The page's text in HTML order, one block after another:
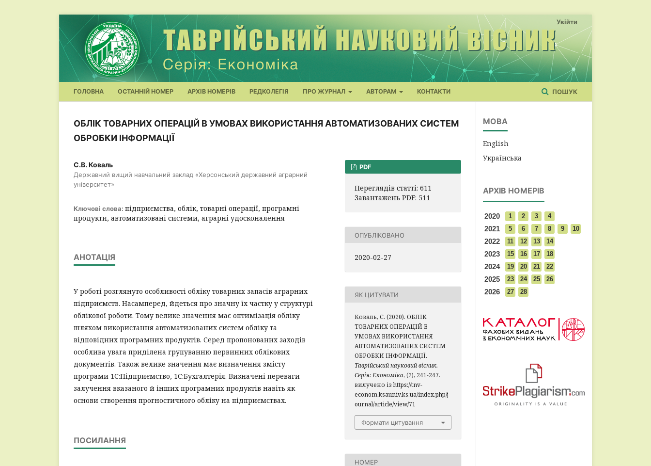
ГОЛОВНА ОСТАННІЙ НОМЕР АРХІВ НОМЕРІВ РЕДКОЛЕГІЯ ПРО ЖУРНАЛ АВТОРАМ КОНТАКТИ ПОШУК
Увійти
ОБЛІК ТОВАРНИХ ОПЕРАЦІЙ В УМОВАХ ВИКОРИСТАННЯ АВТОМАТИЗОВАНИХ СИСТЕМ
ОБРОБКИ ІНФОРМАЦІЇ
С.В. Коваль
Державний вищий навчальний заклад «Херсонський державний аграрний
університет»
Ключові слова: підприємства, облік, товарні операції, програмні
продукти, автоматизовані системи, аграрні удосконалення
АНОТАЦІЯ
У роботі розглянуто особливості обліку товарних запасів аграрних
підприємств. Насамперед, йдеться про значну їх частку у структурі
облікової роботи. Тому велике значення має оптимізація обліку
шляхом використання автоматизованих систем обліку та
відповідних програмних продуктів. Серед пропонованих заходів
особлива увага приділена групуванню первинних облікових
документів. Також велике значення має визначення змісту
програми 1С:Підприємство, 1С:Бухгалтерія. Визначені переваги
залучення вказаного й інших програмних продуктів навіть як
основи створення прогностичного обліку на підприємствах.
ПОСИЛАННЯ
PDF
Переглядів статті: 611
Завантажень PDF: 511
ОПУБЛІКОВАНО
2020-02-27
ЯК ЦИТУВАТИ
Коваль, С. (2020). ОБЛІК
ТОВАРНИХ ОПЕРАЦІЙ В
УМОВАХ ВИКОРИСТАННЯ
АВТОМАТИЗОВАНИХ СИСТЕМ
ОБРОБКИ ІНФОРМАЦІЇ.
Таврійський науковий вісник.
Серія: Економіка, (2), 241-247.
вилучено із https://tnv-
econom.ksauniv.ks.ua/index.php/j
ournal/article/view/71
Формати цитування
НОМЕР
МОВА
English
Українська
АРХІВ НОМЕРІВ
2020 1 2 3 4
2021 5 6 7 8 9 10
2022 11 12 13 14
2023 15 16 17 18
2024 19 20 21 22
2025 23 24 25 26
2026 27 28